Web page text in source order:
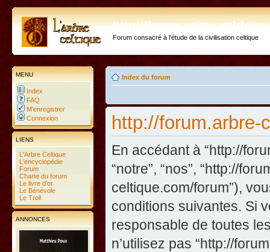
http://forum.arbre-
Forum consacré à l'étude de la civilisation celtique
MENU
Index
FAQ
M’enregistrer
Connexion
LIENS
L'Arbre Celtique
L'encyclopédie
Forum
Charte du forum
Le livre d'or
Le Bénévole
Le Troll
ANNONCES
Index du forum
http://forum.arbre-
En accédant à “http://
“notre”, “nos”, “http://
celtique.com/forum”),
conditions suivantes. Si
responsable de toutes
n’utilisez pas “http://